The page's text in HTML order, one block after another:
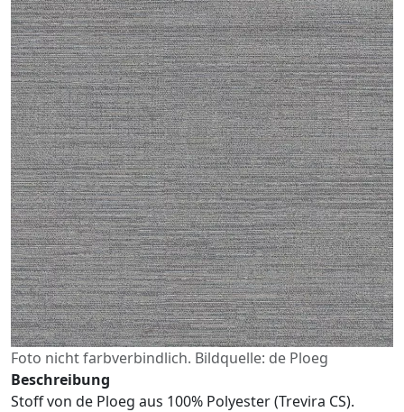
Foto nicht farbverbindlich. Bildquelle: de Ploeg
Beschreibung
Stoff von de Ploeg aus 100% Polyester (Trevira CS).